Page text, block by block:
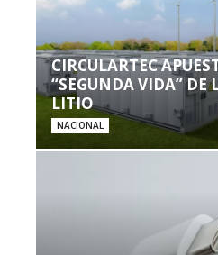
CIRCULARTEC
“SEGUNDA VIDA” DE
LITIO
NACIONAL